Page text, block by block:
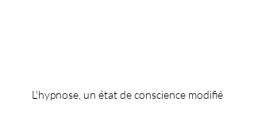
L'hypnose, un état de conscience modifié